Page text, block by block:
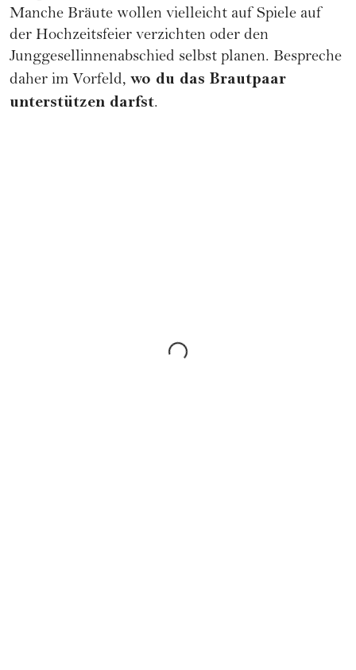
Manche Bräute wollen vielleicht auf Spiele auf
der Hochzeitsfeier verzichten oder den
Junggesellinnenabschied selbst planen. Bespreche
daher im Vorfeld, wo du das Brautpaar
unterstützen darfst.